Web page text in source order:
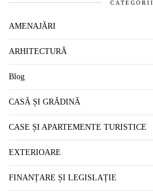
CATEGORII
AMENAJĂRI
ARHITECTURĂ
Blog
CASĂ ȘI GRĂDINĂ
CASE ȘI APARTEMENTE TURISTICE
EXTERIOARE
FINANȚARE ȘI LEGISLAȚIE